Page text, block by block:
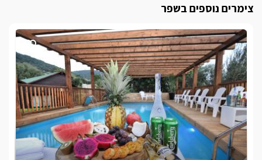
סוסים, טיולי ג'יפים, גלריות, יקבים, קיאקים, מסלולי טיול, שמורות
טבע, מסעדות ועוד.
נוף פנורמי מגליל עד גולן
הסוויטה מציעה תצפית נוף מיוחדת מהרי הגליל ועד להרי הגולן
שמקיפים את הכנרת. כדי שתוכלו להמשיך וליהנות ללא הגבלה
מהנוף במשך השהות, דאגו המארחים למקם את הבריכה והספא
תחת כיפת השמיים ולמרגלות הנוף החלומי.
צימרים נוספים בשפר